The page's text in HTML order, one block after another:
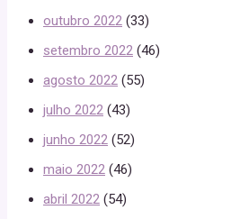
outubro 2022 (33)
setembro 2022 (46)
agosto 2022 (55)
julho 2022 (43)
junho 2022 (52)
maio 2022 (46)
abril 2022 (54)